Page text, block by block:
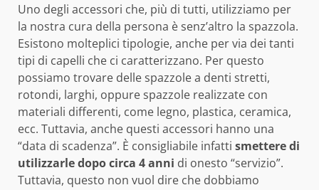
Uno degli accessori che, più di tutti, utilizziamo per
la nostra cura della persona è senz’altro la spazzola.
Esistono molteplici tipologie, anche per via dei tanti
tipi di capelli che ci caratterizzano. Per questo
possiamo trovare delle spazzole a denti stretti,
rotondi, larghi, oppure spazzole realizzate con
materiali differenti, come legno, plastica, ceramica,
ecc. Tuttavia, anche questi accessori hanno una
“data di scadenza”. È consigliabile infatti smettere di
utilizzarle dopo circa 4 anni di onesto “servizio”.
Tuttavia, questo non vuol dire che dobbiamo